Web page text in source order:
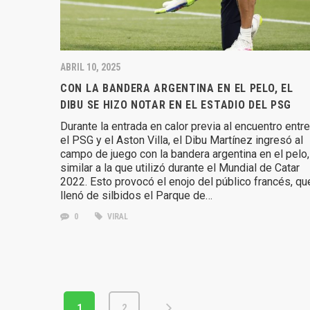
ABRIL 10, 2025
CON LA BANDERA ARGENTINA EN EL PELO, EL
DIBU SE HIZO NOTAR EN EL ESTADIO DEL PSG
Durante la entrada en calor previa al encuentro entre
el PSG y el Aston Villa, el Dibu Martínez ingresó al
campo de juego con la bandera argentina en el pelo,
similar a la que utilizó durante el Mundial de Catar
2022. Esto provocó el enojo del público francés,
llenó de silbidos el Parque de…
0 VIRAL
1 2